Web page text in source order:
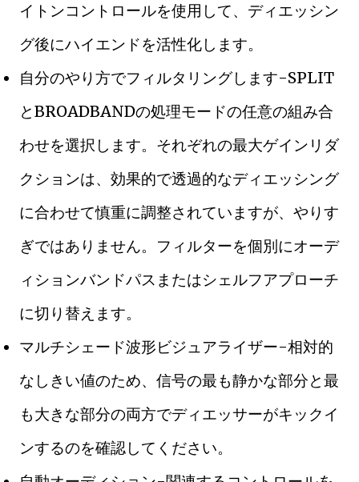
イトンコントロールを使用して、ディエッシン
グ後にハイエンドを活性化します。
自分のやり方でフィルタリングします-SPLIT
とBROADBANDの処理モードの任意の組み合
わせを選択します。それぞれの最大ゲインリダ
クションは、効果的で透過的なディエッシング
に合わせて慎重に調整されていますが、やりす
ぎではありません。フィルターを個別にオーデ
ィションバンドパスまたはシェルフアプローチ
に切り替えます。
マルチシェード波形ビジュアライザー-相対的
なしきい値のため、信号の最も静かな部分と最
も大きな部分の両方でディエッサーがキックイ
ンするのを確認してください。